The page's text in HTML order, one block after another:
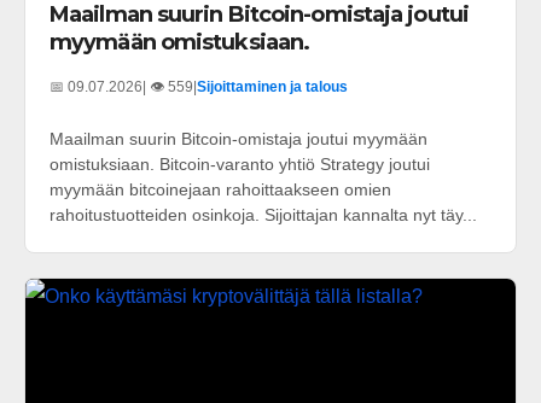
Maailman suurin Bitcoin-omistaja joutui
myymään omistuksiaan.
📅 09.07.2026 | 👁️ 559 Sijoittaminen ja talous
Maailman suurin Bitcoin-omistaja joutui myymään
omistuksiaan. Bitcoin-varanto yhtiö Strategy joutui
myymään bitcoinejaan rahoittaakseen omien
rahoitustuotteiden osinkoja. Sijoittajan kannalta nyt täy...